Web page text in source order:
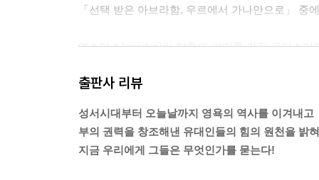
유대인들이 주도하는 보석산업
3. 유대인, 동양을 요리하다
아시아교역, 상품교역보다 환차익거래로 돈을 벌다
유럽, 동양 자기에 매료당하다
4. 유대인, 산업혁명 토대를 구축하다
「선택 받은 아브라함, 우르에서 가나안으로」 중
엑소더스(exodus)란 탈출의 의미를 가진 그리스어
은 비로소 자신들의 정체성을 확립하게 된다. ---「
오늘날까지도 역사가들은 국가와 군주 중심의 역
닌 개인의 삶을 중요하게 생각했다. 이들은 노예
필요하다고 믿었다. 게다가 가난은 일종의 위협
출판사 리뷰
성서시대부터 오늘날까지 영욕의 역사를 이겨내고
부의 권력을 창조해낸 유대인들의 힘의 원천을 밝
지금 우리에게 그들은 무엇인가를 묻는다!